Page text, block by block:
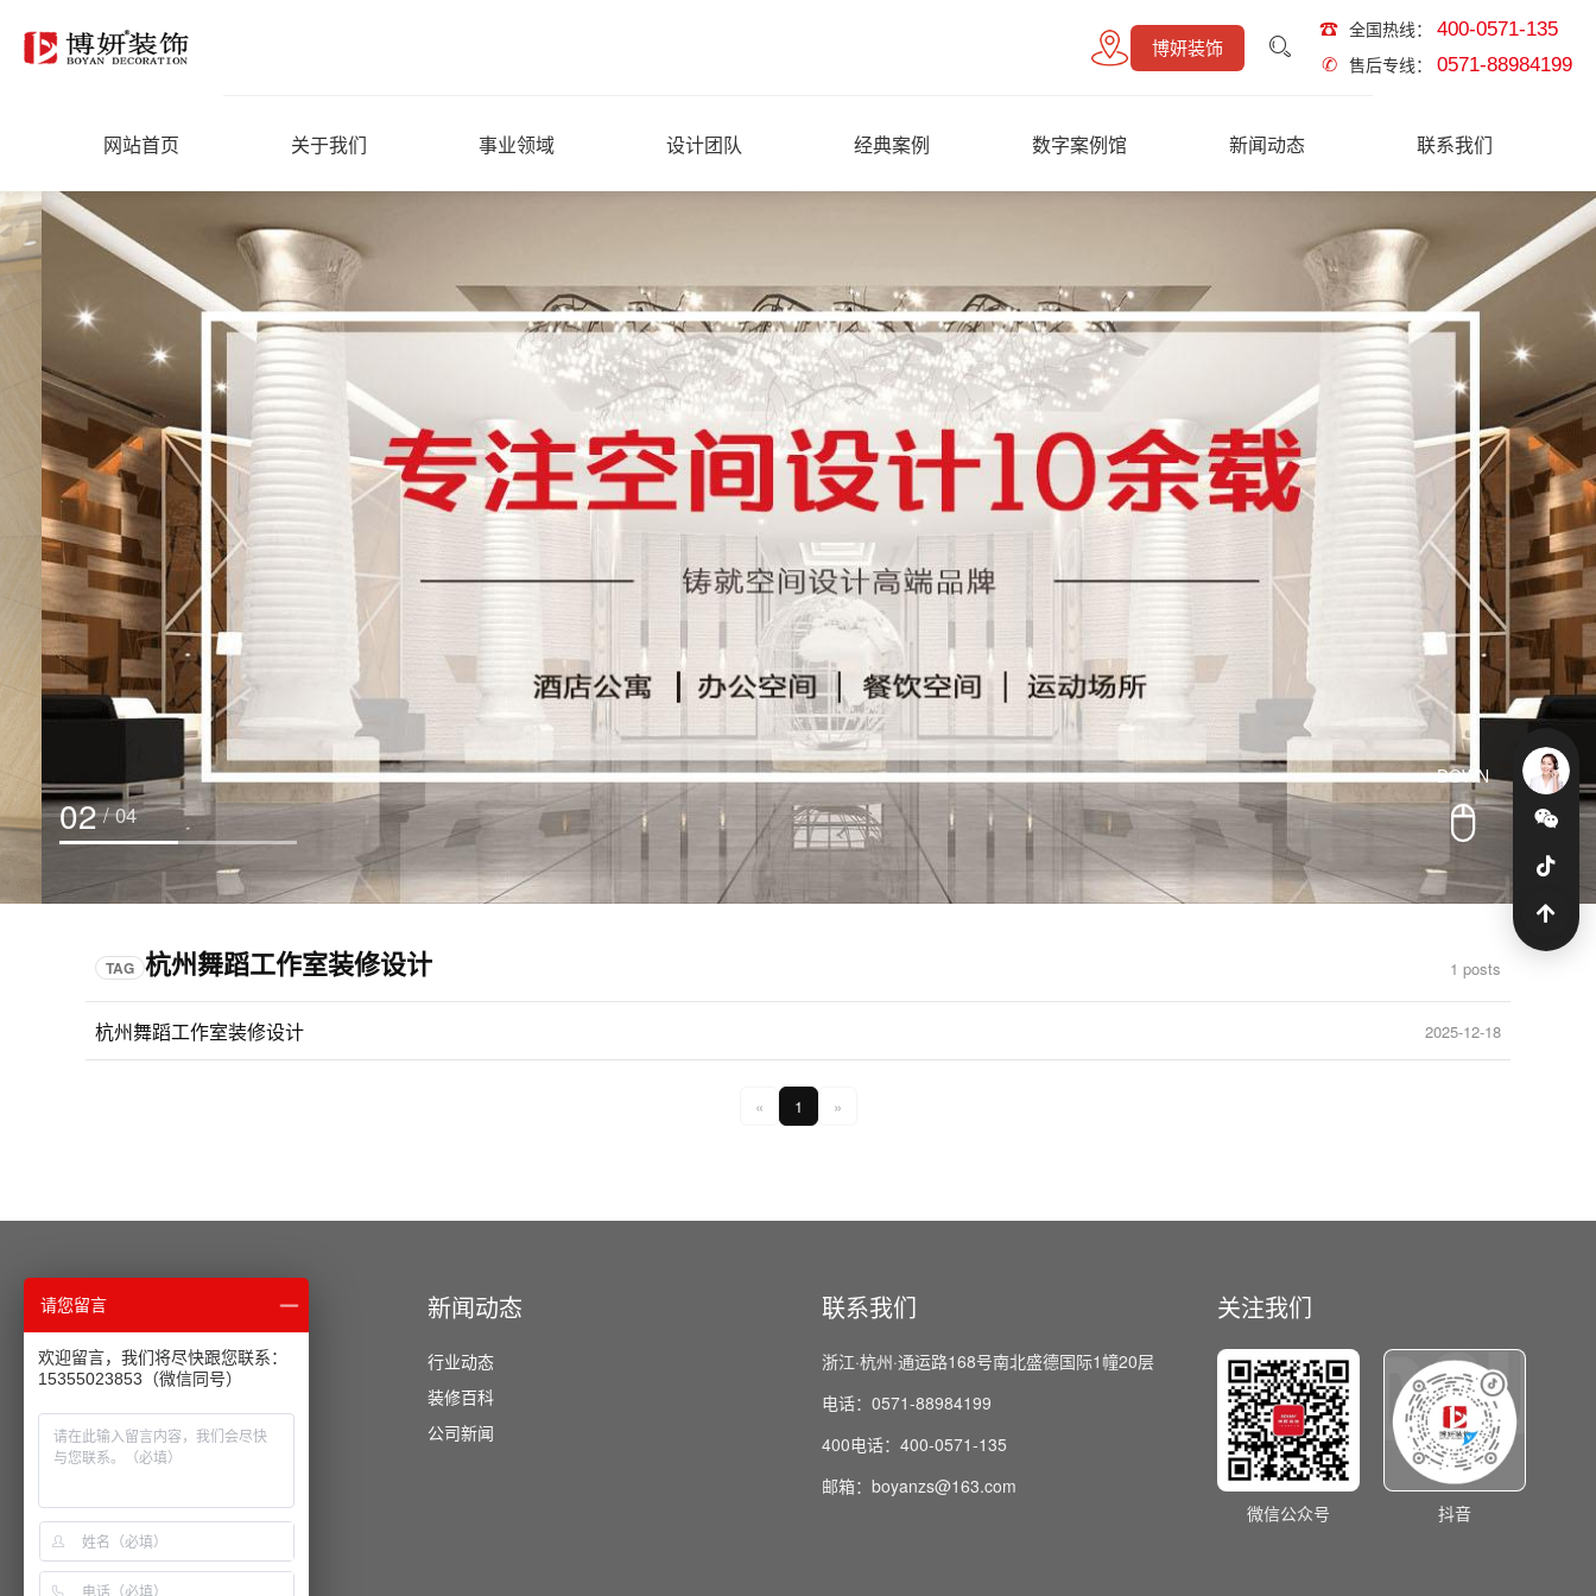
博妍装饰
☎ 全国热线： 400-0571-135
✆ 售后专线： 0571-88984199
网站首页 关于我们 事业领域 设计团队 经典案例 数字案例馆 新闻动态 联系我们
02 / 04
DOWN
TAG 杭州舞蹈工作室装修设计 1 posts
杭州舞蹈工作室装修设计 2025-12-18
« 1 »
经典案例
办公空间
餐饮空间
教育培训
医疗美容
运动健身
商业展厅
新闻动态
行业动态
装修百科
公司新闻
联系我们
浙江·杭州·通运路168号南北盛德国际1幢20层
电话：0571-88984199
400电话：400-0571-135
邮箱：boyanzs@163.com
关注我们
微信公众号 抖音
请您留言
欢迎留言，我们将尽快跟您联系：
15355023853（微信同号）